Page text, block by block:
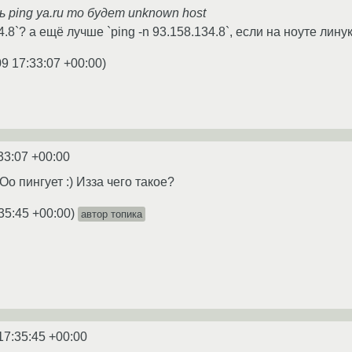
ping ya.ru то будет unknown host
а ещё лучше `ping -n 93.158.134.8`, если на ноуте
17:33:07 +00:00)
+00:00
пингует :) Изза чего такое?
+00:00) автор топика
+00:00